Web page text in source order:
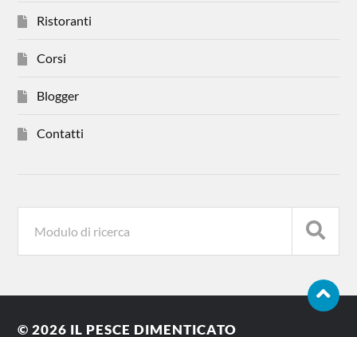
Ristoranti
Corsi
Blogger
Contatti
© 2026 IL PESCE DIMENTICATO